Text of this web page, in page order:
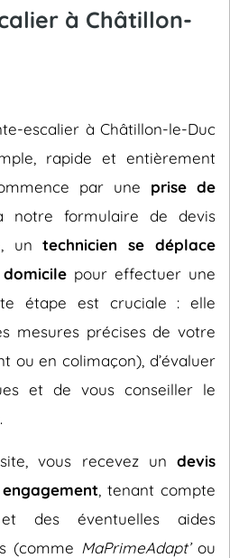
à Châtillon-
escalier à Châtillon-le-Duc
rapide et entièrement
par une prise de
notre formulaire de devis
untechnicien se déplace
pour effectuer une
étape est cruciale : elle
mesures précises de votre
ou en colimaçon), d’évaluer
et de vous conseiller le
vous recevez un devis
, tenant compte
des éventuelles aides
(comme MaPrimeAdapt’ou